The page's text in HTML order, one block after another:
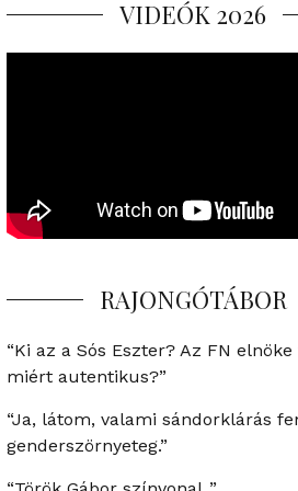
VIDEÓK 2026
RAJONGÓTÁBOR
“Ki az a Sós Eszter? Az FN elnöke
miért autentikus?”
“Ja, látom, valami sándorklárás
genderszörnyeteg.”